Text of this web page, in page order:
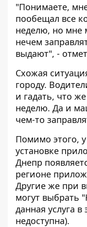
"Понимаете,
пообещал все
неделю, но мне
нечем
выдают", -
Схожая
городу.
и гадать, что
неделю. Да и
чем-то
Помимо этого,
установке
Днепр
регионе
Другие же при
могут выбрать
данная услуга
недоступна).